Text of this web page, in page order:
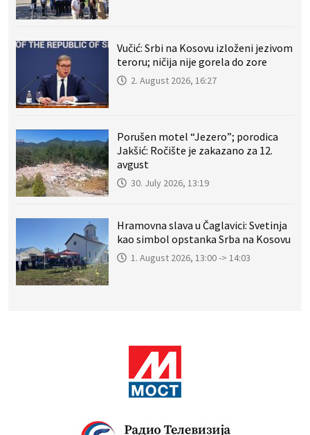
Vučić: Srbi na Kosovu izloženi jezivom
teroru; ničija nije gorela do zore
2. August 2026, 16:27
Porušen motel “Jezero”; porodica
Jakšić: Ročište je zakazano za 12.
avgust
30. July 2026, 13:19
Hramovna slava u Čaglavici: Svetinja
kao simbol opstanka Srba na Kosovu
1. August 2026, 13:00 -> 14:03